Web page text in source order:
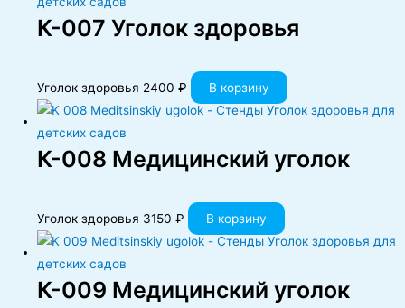
К-007 Уголок здоровья
Уголок здоровья 2400₽ В корзину
К-008 Медицинский уголок
Уголок здоровья 3150₽ В корзину
К-009 Медицинский уголок